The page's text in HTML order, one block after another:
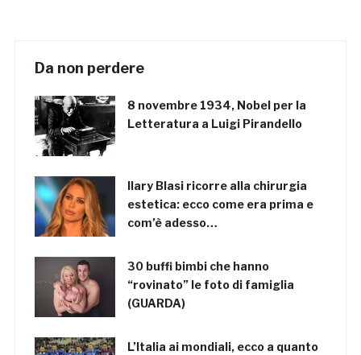
Da non perdere
8 novembre 1934, Nobel per la
Letteratura a Luigi Pirandello
Ilary Blasi ricorre alla chirurgia
estetica: ecco come era prima e
com’è adesso…
30 buffi bimbi che hanno
“rovinato” le foto di famiglia
(GUARDA)
L’Italia ai mondiali, ecco a quanto